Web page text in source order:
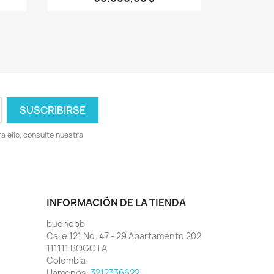
ello, consulte nuestra
INFORMACIÓN DE LA TIENDA
buenobb
Calle 121 No. 47 - 29 Apartamento 202
111111 BOGOTA
Colombia